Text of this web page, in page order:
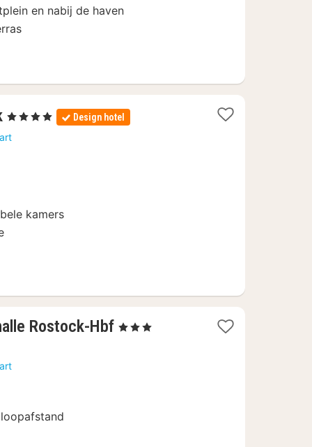
en nabij de haven
1
nacht
vanaf
, 4 Sterren Design hotel
kamers
Rostock-Hbf 1
, 3 Sterren